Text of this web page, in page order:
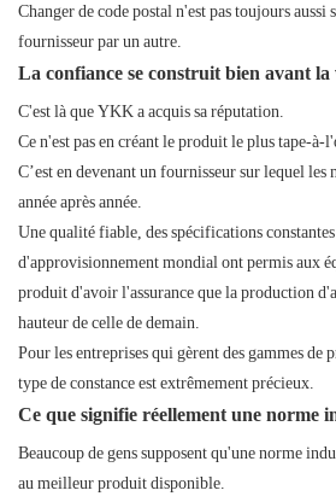
Changer de code postal n'est pas toujours
fournisseur par un autre.
La confiance se construit bien avant la
C'est là que YKK a acquis sa réputation.
Ce n'est pas en créant le produit le plus tape-
C’est en devenant un fournisseur sur lequel
année après année.
Une qualité fiable, des spécifications
d'approvisionnement mondial ont permis aux
produit d'avoir l'assurance que la production
hauteur de celle de demain.
Pour les entreprises qui gèrent des gammes de
type de constance est extrêmement précieux.
Ce que signifie réellement une norme
Beaucoup de gens supposent qu'une norme
au meilleur produit disponible.